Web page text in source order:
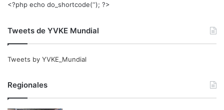
<?php echo do_shortcode(‘‘); ?>
Tweets de YVKE Mundial
Tweets by YVKE_Mundial
Regionales